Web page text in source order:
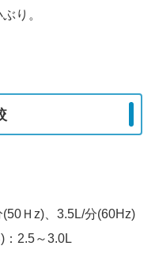
り。
Ｈz)、3.5L/分(60Hz)
：2.5～3.0L